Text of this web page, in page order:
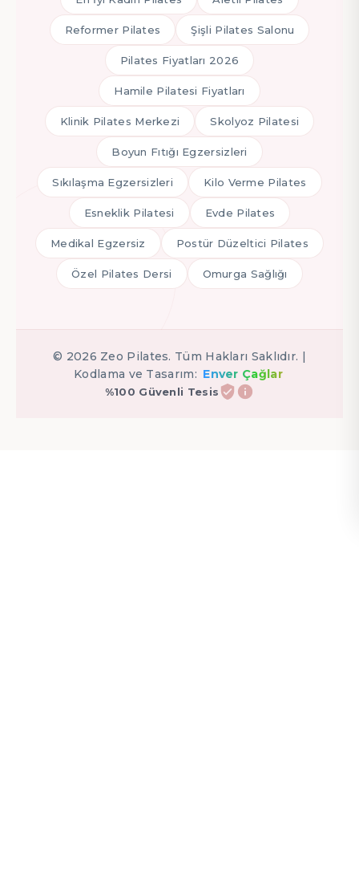
Reformer Pilates Şişli Pilates Salonu
Pilates Fiyatları 2026
Hamile Pilatesi Fiyatları
Klinik Pilates Merkezi Skolyoz Pilatesi
Boyun Fıtığı Egzersizleri
Sıkılaşma Egzersizleri Kilo Verme Pilates
Esneklik Pilatesi Evde Pilates
Medikal Egzersiz Postür Düzeltici Pilates
Özel Pilates Dersi Omurga Sağlığı
© 2026 Zeo Pilates. Tüm Hakları Saklıdır. |
Kodlama ve Tasarım: Enver Çağlar
%100 Güvenli Tesis